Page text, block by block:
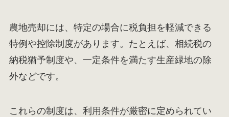
農地売却には、特定の場合に税負担を軽減できる
特例や控除制度があります。たとえば、相続税の
納税猶予制度や、一定条件を満たす生産緑地の除
外などです。
これらの制度は、利用条件が厳密に定められてい